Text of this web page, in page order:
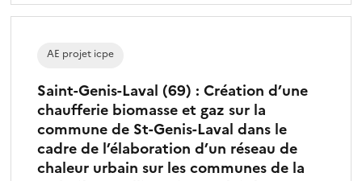
Saint-Genis-Laval (69) : Création d’une
chaufferie biomasse et gaz sur la
commune de St-Genis-Laval dans le
cadre de l’élaboration d’un réseau de
chaleur urbain sur les communes de la
AE projet icpe